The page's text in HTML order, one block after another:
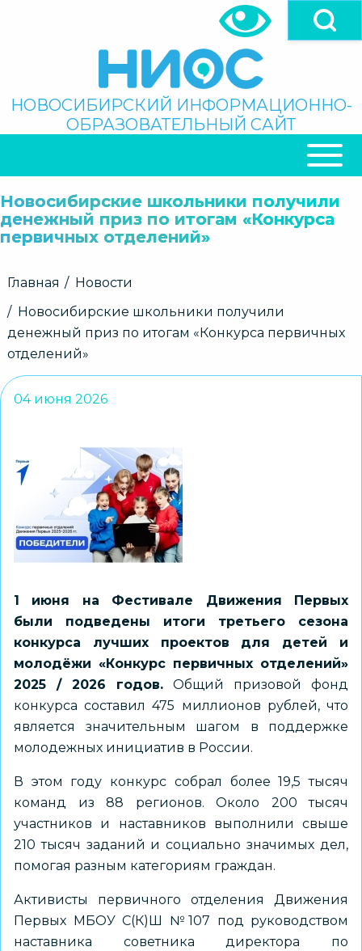
Поиск
НОВОСИБИРСКИЙ ИНФОРМАЦИОННО-
ОБРАЗОВАТЕЛЬНЫЙ САЙТ
НАВИГАЦИЯ
Новосибирские школьники получили
денежный приз по итогам «Конкурса
первичных отделений»
Строка
Главная
Новости
Новосибирские школьники получили
денежный приз по итогам «Конкурса первичных
отделений»
04 июня 2026
1 июня на Фестивале Движения Первых
были подведены итоги третьего сезона
конкурса лучших проектов для детей и
молодёжи «Конкурс первичных отделений»
2025 / 2026 годов. Общий призовой фонд
конкурса составил 475 миллионов рублей, что
является значительным шагом в поддержке
молодежных инициатив в России.
В этом году конкурс собрал более 19,5 тысяч
команд из 88 регионов. Около 200 тысяч
участников и наставников выполнили свыше
210 тысяч заданий и социально значимых дел,
помогая разным категориям граждан.
Активисты первичного отделения Движения
Первых МБОУ С(К)Ш №107 под руководством
наставника советника директора по